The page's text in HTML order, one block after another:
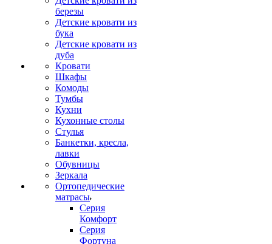
березы
Детские кровати из
бука
Детские кровати из
дуба
Кровати
Шкафы
Комоды
Тумбы
Кухни
Кухонные столы
Стулья
Банкетки, кресла,
лавки
Обувницы
Зеркала
Ортопедические
матрасы
Серия
Комфорт
Серия
Фортуна